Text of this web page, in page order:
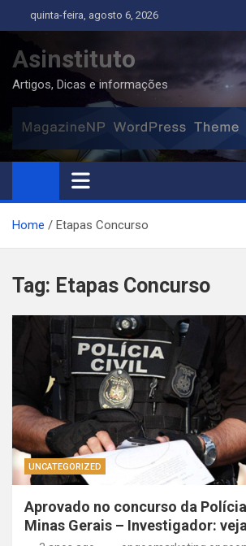
to
content
quinta-feira, agosto 6, 2026
Asinstituto
Artigos, Dicas e informações
Home Etapas Concurso
Tag: Etapas Concurso
UNCATEGORIZED
Aprovado no concurso da
Minas Gerais – Investigador: